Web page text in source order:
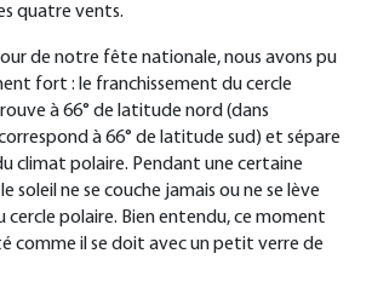
quatre vents.
de notre fête nationale, nous avons pu
fort : le franchissement du cercle
à 66° de latitude nord (dans
à 66° de latitude sud) et sépare
climat polaire. Pendant une certaine
soleil ne se couche jamais ou ne se lève
cercle polaire. Bien entendu, ce moment
comme il se doit avec un petit verre de